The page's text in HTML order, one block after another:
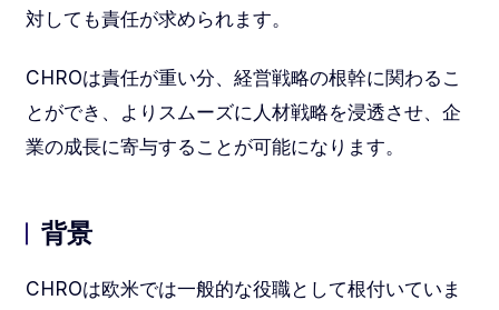
対しても責任が求められます。
CHROは責任が重い分、経営戦略の根幹に関わるこ
とができ、よりスムーズに人材戦略を浸透させ、企
業の成長に寄与することが可能になります。
背景
CHROは欧米では一般的な役職として根付いていま